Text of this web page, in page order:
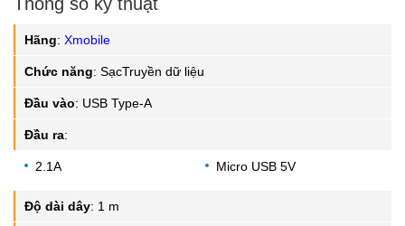
Thông số kỹ thuật
Hãng: Xmobile
Chức năng: SạcTruyền dữ liệu
Đầu vào: USB Type-A
Đầu ra:
2.1A Micro USB 5V
Độ dài dây: 1 m